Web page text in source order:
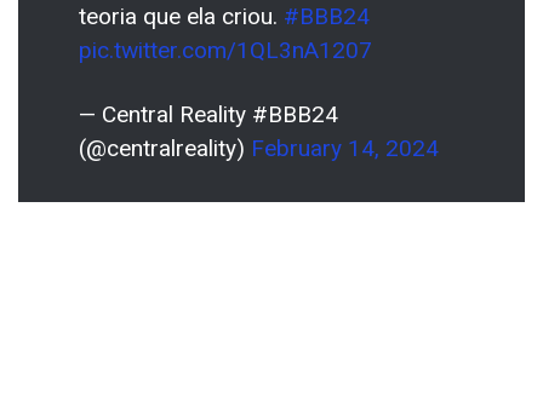
teoria que ela criou. #BBB24
pic.twitter.com/1QL3nA1207
— Central Reality #BBB24
(@centralreality) February 14, 2024